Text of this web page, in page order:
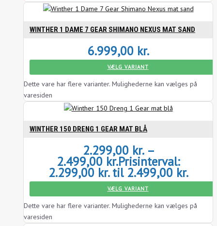
WINTHER 1 DAME 7 GEAR SHIMANO NEXUS MAT SAND
6.999,00 kr.
VÆLG VARIANT
Dette vare har flere varianter. Mulighederne kan vælges på
varesiden
WINTHER 150 DRENG 1 GEAR MAT BLÅ
2.299,00 kr. –
2.499,00 kr.Prisinterval:
2.299,00 kr. til 2.499,00 kr.
VÆLG VARIANT
Dette vare har flere varianter. Mulighederne kan vælges på
varesiden